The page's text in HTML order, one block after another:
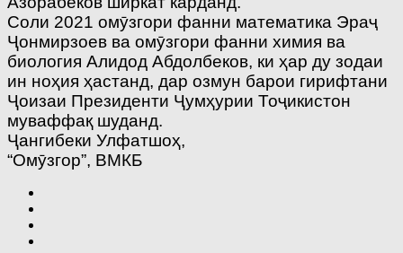
Соли 2021 омӯзгори фанни математика Эраҷ
Ҷонмирзоев ва омӯзгори фанни химия ва
биология Алидод Абдолбеков, ки ҳар ду зодаи
ин ноҳия ҳастанд, дар озмун барои гирифтани
Ҷоизаи Президенти Ҷумҳурии Тоҷикистон
муваффақ шуданд.
Ҷангибеки Улфатшоҳ,
“Омӯзгор”, ВМКБ